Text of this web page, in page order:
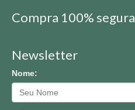
Compra 100% segura
Newsletter
Nome: